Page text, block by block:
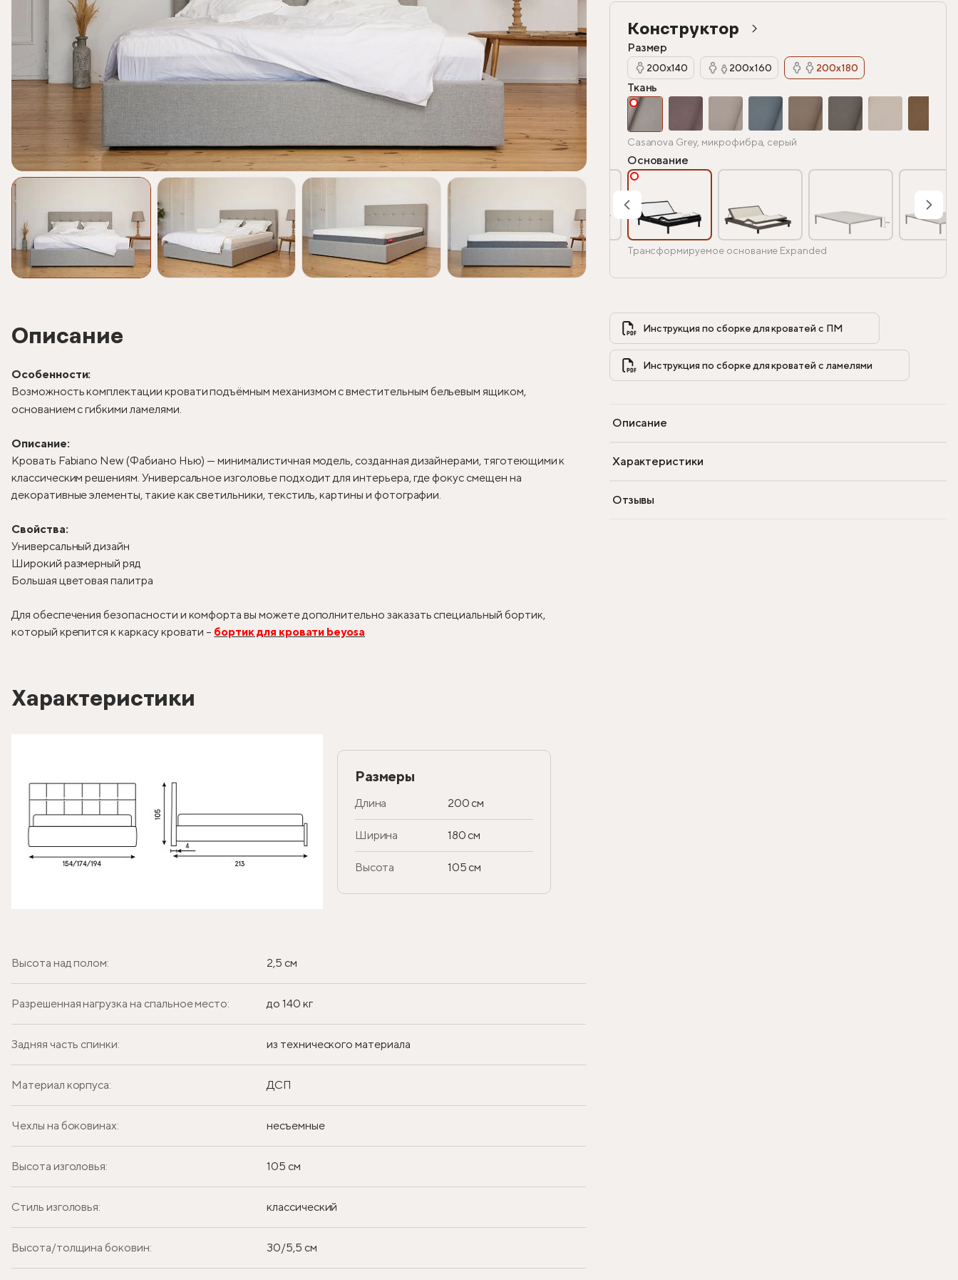
Описание
Особенности:
Возможность комплектации кровати подъёмным механизмом с вместительным бельевым ящиком,
основанием с гибкими ламелями.
Описание:
Кровать Fabiano New (Фабиано Нью) — минималистичная модель, созданная дизайнерами, тяготеющими к
классическим решениям. Универсальное изголовье подходит для интерьера, где фокус смещен на
декоративные элементы, такие как светильники, текстиль, картины и фотографии.
Свойства:
Универсальный дизайн
Широкий размерный ряд
Большая цветовая палитра
Для обеспечения безопасности и комфорта вы можете дополнительно заказать специальный бортик,
который крепится к каркасу кровати – бортик для кровати beyosa
Характеристики
Размеры
Длина 200 см
Ширина 180 см
Высота 105 см
Высота над полом: 2,5 см
Разрешенная нагрузка на спальное место: до 140 кг
Задняя часть спинки: из технического материала
Материал корпуса: ДСП
Чехлы на боковинах: несъемные
Высота изголовья: 105 см
Стиль изголовья: классический
Высота/толщина боковин: 30/5,5 см
Конструктор
Размер
200х140 200х160 200х180
Ткань
Casanova Grey, микрофибра, серый
Основание
Трансформируемое основание Expanded
Инструкция по сборке для кроватей с ПМ
Инструкция по сборке для кроватей с ламелями
Описание
Характеристики
Отзывы